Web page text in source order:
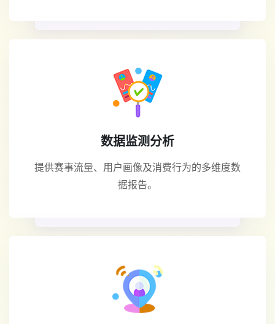
数据监测分析
提供赛事流量、用户画像及消费行为的多维度数
据报告。